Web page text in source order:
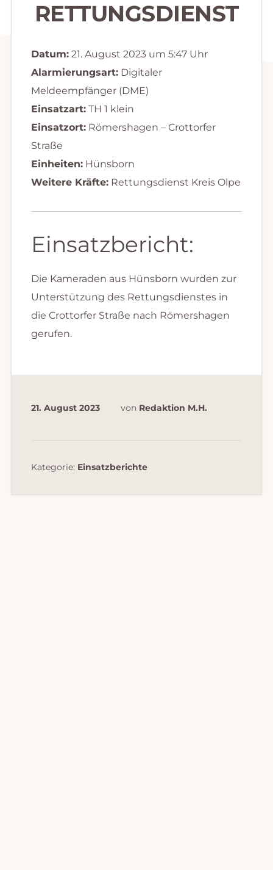
RETTUNGSDIENST
Datum:21. August 2023 um 5:47 Uhr
Alarmierungsart:Digitaler
Meldeempfänger (DME)
Einsatzart:TH 1 klein
Einsatzort:Römershagen – Crottorfer
Straße
Einheiten:Hünsborn
Weitere Kräfte:Rettungsdienst Kreis Olpe
Einsatzbericht:
Die Kameraden aus Hünsborn wurden zur
Unterstützung des Rettungsdienstes in
die Crottorfer Straße nach Römershagen
gerufen.
21. August 2023 von Redaktion M.H.
Kategorie: Einsatzberichte